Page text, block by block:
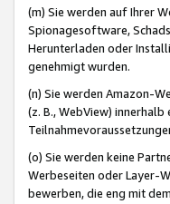
(m) Sie werden auf Ihrer
Spionagesoftware,
Herunterladen oder
genehmigt wurden.
(n) Sie werden Amazon-
(z. B., WebView)
(o) Sie werden keine
Werbeseiten oder Layer-
bewerben, die eng mit